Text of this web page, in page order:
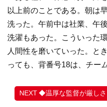
以上前のことである。朝は
洗った。午前中は社業、午
洗濯もあった。こういった
人間性を磨いていった。と
っても、背番号18は、チー
◆温厚な監督が厳し